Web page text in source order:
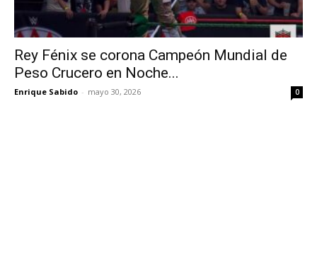
Rey Fénix se corona Campeón Mundial de
Peso Crucero en Noche...
Enrique Sabido - mayo 30, 2026 0